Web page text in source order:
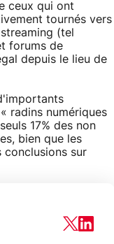
ceux qui ont
tournés vers
(tel
forums de
depuis le lieu de
radins numériques
17% des non
bien que les
conclusions sur